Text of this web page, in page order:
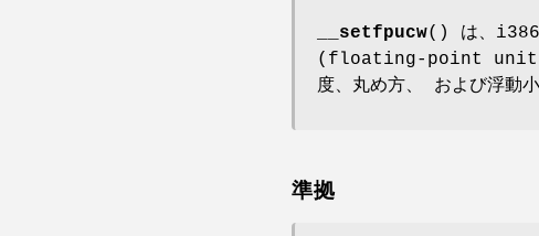
__setfpucw() は、i386
(floating-point unit) の
度、丸め方、 および浮動
準拠